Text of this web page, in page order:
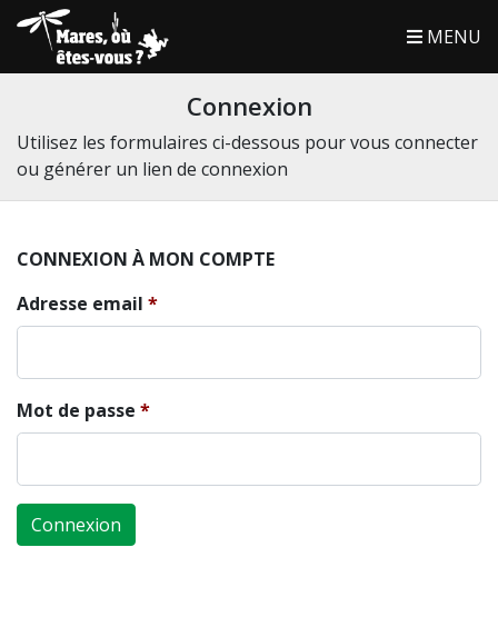
MENU
Connexion
Utilisez les formulaires ci-dessous pour vous connecter
ou générer un lien de connexion
CONNEXION À MON COMPTE
Adresse email
Mot de passe
Connexion